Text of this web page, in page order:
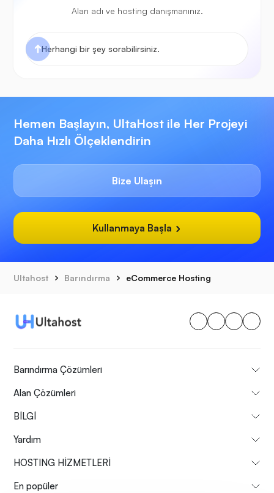
Alan adı ve hosting danışmanınız.
Hemen Başlayın, UltaHost ile Her Projeyi
Daha Hızlı Ölçeklendirin
Bize Ulaşın
Kullanmaya Başla
Ultahost Barındırma eCommerce Hosting
Barındırma Çözümleri
Alan Çözümleri
BİLGİ
Yardım
HOSTING HİZMETLERİ
En popüler